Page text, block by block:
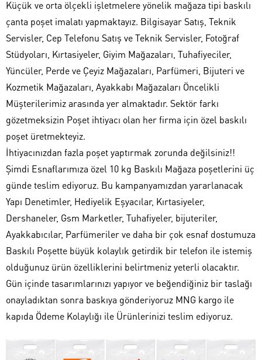
Küçük ve orta ölçekli işletmelere yönelik mağaza tipi baskılı
çanta poşet imalatı yapmaktayız. Bilgisayar Satış, Teknik
Servisler, Cep Telefonu Satış ve Teknik Servisler, Fotoğraf
Stüdyoları, Kırtasiyeler, Giyim Mağazaları, Tuhafiyeciler,
Yüncüler, Perde ve Çeyiz Mağazaları, Parfümeri, Bijuteri ve
Kozmetik Mağazaları, Ayakkabı Mağazaları Öncelikli
Müşterilerimiz arasında yer almaktadır. Sektör farkı
gözetmeksizin Poşet ihtiyacı olan her firma için özel baskılı
poşet üretmekteyiz.
İhtiyacınızdan fazla poşet yaptırmak zorunda değilsiniz!!
Şimdi Esnaflarımıza özel 10 kg Baskılı Mağaza poşetlerini üç
günde teslim ediyoruz. Bu kampanyamızdan yararlanacak
Yapı Denetimler, Hediyelik Eşyacılar, Kırtasiyeler,
Dershaneler, Gsm Marketler, Tuhafiyeler, bijuteriler,
Ayakkabıcılar, Parfümeriler ve daha bir çok esnaf dostumuza
Baskılı Poşette büyük kolaylık getirdik bir telefon ile istemiş
olduğunuz ürün özelliklerini belirtmeniz yeterli olacaktır.
Gün içinde tasarımlarınızı yapıyor ve beğendiğiniz bir taslağı
onayladıktan sonra baskıya gönderiyoruz MNG kargo ile
kapıda Ödeme Kolaylığı ile Ürünlerinizi teslim ediyoruz.